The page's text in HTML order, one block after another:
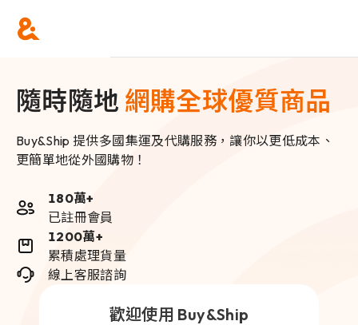
隨時隨地 網購全球優質商品
Buy&Ship 提供多國集運及代購服務，讓你以更低成本、
更簡單地從外國購物！
180萬+
已註冊會員
1200萬+
累積處理貨量
線上客服諮詢
歡迎使用 Buy&Ship